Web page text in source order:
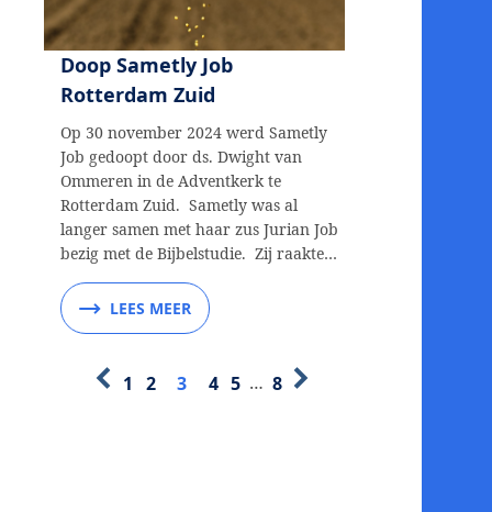
Doop Sametly Job
Rotterdam Zuid
Op 30 november 2024 werd Sametly
Job gedoopt door ds. Dwight van
Ommeren in de Adventkerk te
Rotterdam Zuid. Sametly was al
langer samen met haar zus Jurian Job
bezig met de Bijbelstudie. Zij raakte…
LEES MEER
1 2 3 4 5 … 8